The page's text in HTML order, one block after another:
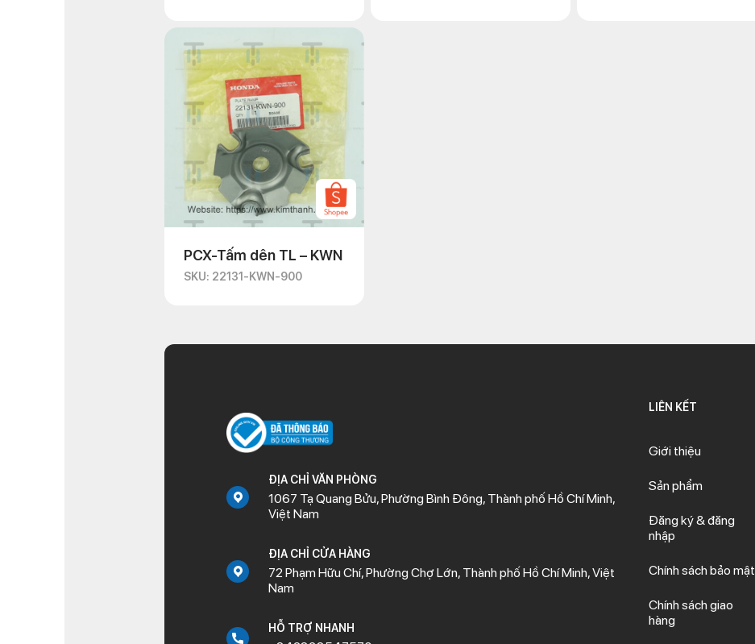
PCX-Tấm dên TL – KWN
SKU: 22131-KWN-900
ĐỊA CHỈ VĂN PHÒNG
1067 Tạ Quang Bửu, Phường Bình Đông, Thành phố Hồ Chí Minh,
Việt Nam
ĐỊA CHỈ CỬA HÀNG
72 Phạm Hữu Chí, Phường Chợ Lớn, Thành phố Hồ Chí Minh, Việt
Nam
HỖ TRỢ NHANH
LIÊN KẾT
Giới thiệu
Sản phẩm
Đăng ký & đăng
nhập
Chính sách bảo mật
Chính sách giao
hàng